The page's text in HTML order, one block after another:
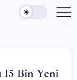
15 Bin Yeni